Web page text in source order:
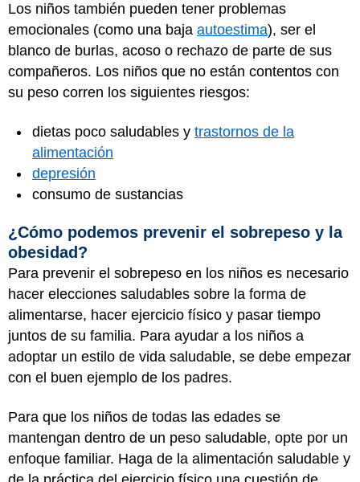
Los niños también pueden tener problemas
emocionales (como una baja autoestima), ser el
blanco de burlas, acoso o rechazo de parte de sus
compañeros. Los niños que no están contentos con
su peso corren los siguientes riesgos:
dietas poco saludables y trastornos de la
alimentación
depresión
consumo de sustancias
¿Cómo podemos prevenir el sobrepeso y la
obesidad?
Para prevenir el sobrepeso en los niños es necesario
hacer elecciones saludables sobre la forma de
alimentarse, hacer ejercicio físico y pasar tiempo
juntos de su familia. Para ayudar a los niños a
adoptar un estilo de vida saludable, se debe empezar
con el buen ejemplo de los padres.
Para que los niños de todas las edades se
mantengan dentro de un peso saludable, opte por un
enfoque familiar. Haga de la alimentación saludable y